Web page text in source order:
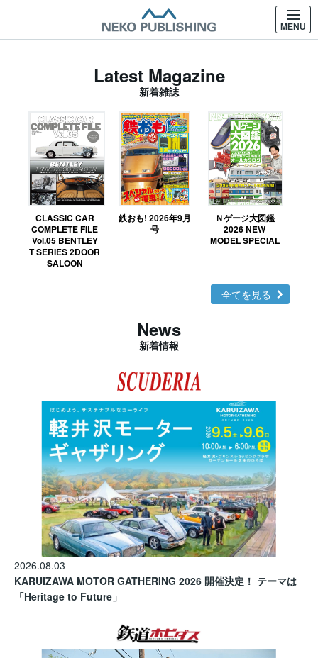
MENU
Latest Magazine
新着雑誌
CLASSIC CAR
COMPLETE FILE
Vol.05 BENTLEY
T SERIES 2DOOR
SALOON
鉄おも! 2026年9月
号
Ｎゲージ大図鑑
2026 NEW
MODEL SPECIAL
全てを見る
News
新着情報
2026.08.03
KARUIZAWA MOTOR GATHERING 2026 開催決定！ テーマは
「Heritage to Future」